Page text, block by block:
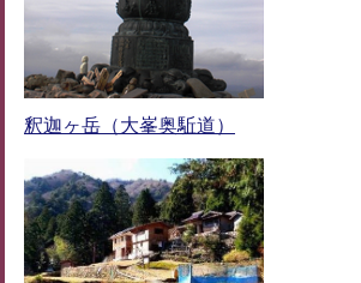
釈迦ヶ岳（大峯奥駈道）